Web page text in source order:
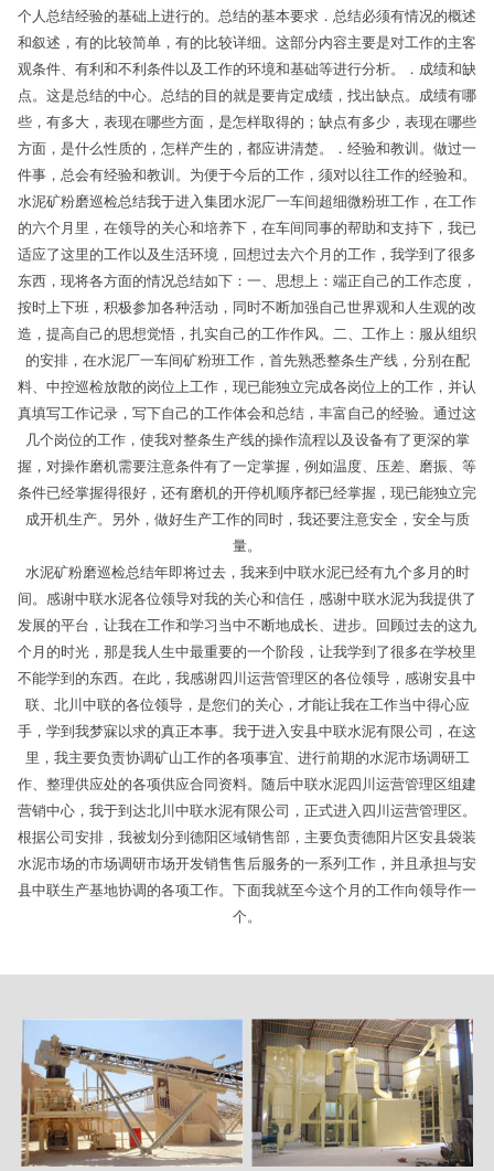
个人总结经验的基础上进行的。总结的基本要求．总结必须有情况的概述
和叙述，有的比较简单，有的比较详细。这部分内容主要是对工作的主客
观条件、有利和不利条件以及工作的环境和基础等进行分析。．成绩和缺
点。这是总结的中心。总结的目的就是要肯定成绩，找出缺点。成绩有哪
些，有多大，表现在哪些方面，是怎样取得的；缺点有多少，表现在哪些
方面，是什么性质的，怎样产生的，都应讲清楚。．经验和教训。做过一
件事，总会有经验和教训。为便于今后的工作，须对以往工作的经验和。
水泥矿粉磨巡检总结我于进入集团水泥厂一车间超细微粉班工作，在工作
的六个月里，在领导的关心和培养下，在车间同事的帮助和支持下，我已
适应了这里的工作以及生活环境，回想过去六个月的工作，我学到了很多
东西，现将各方面的情况总结如下：一、思想上：端正自己的工作态度，
按时上下班，积极参加各种活动，同时不断加强自己世界观和人生观的改
造，提高自己的思想觉悟，扎实自己的工作作风。二、工作上：服从组织
的安排，在水泥厂一车间矿粉班工作，首先熟悉整条生产线，分别在配
料、中控巡检放散的岗位上工作，现已能独立完成各岗位上的工作，并认
真填写工作记录，写下自己的工作体会和总结，丰富自己的经验。通过这
几个岗位的工作，使我对整条生产线的操作流程以及设备有了更深的掌
握，对操作磨机需要注意条件有了一定掌握，例如温度、压差、磨振、等
条件已经掌握得很好，还有磨机的开停机顺序都已经掌握，现已能独立完
成开机生产。另外，做好生产工作的同时，我还要注意安全，安全与质
量。
水泥矿粉磨巡检总结年即将过去，我来到中联水泥已经有九个多月的时
间。感谢中联水泥各位领导对我的关心和信任，感谢中联水泥为我提供了
发展的平台，让我在工作和学习当中不断地成长、进步。回顾过去的这九
个月的时光，那是我人生中最重要的一个阶段，让我学到了很多在学校里
不能学到的东西。在此，我感谢四川运营管理区的各位领导，感谢安县中
联、北川中联的各位领导，是您们的关心，才能让我在工作当中得心应
手，学到我梦寐以求的真正本事。我于进入安县中联水泥有限公司，在这
里，我主要负责协调矿山工作的各项事宜、进行前期的水泥市场调研工
作、整理供应处的各项供应合同资料。随后中联水泥四川运营管理区组建
营销中心，我于到达北川中联水泥有限公司，正式进入四川运营管理区。
根据公司安排，我被划分到德阳区域销售部，主要负责德阳片区安县袋装
水泥市场的市场调研市场开发销售售后服务的一系列工作，并且承担与安
县中联生产基地协调的各项工作。下面我就至今这个月的工作向领导作一
个。